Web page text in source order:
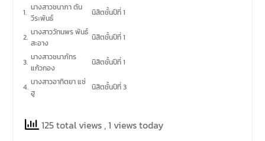
1. นางสาวชนาภา ตัน
วีระพันธ์
นิสิตชั้นปีที่ 1
2. นางสาววัทนพร พันธ์
สะอาง
นิสิตชั้นปีที่ 1
3. นางสาวชนาภัทร
แก้วกอง
นิสิตชั้นปีที่ 1
4. นางสาวอาทิตยา แซ่
ฮู
นิสิตชั้นปีที่ 3
125 total views , 1 views today